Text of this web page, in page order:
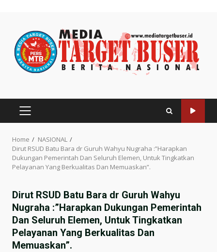
content
PRIMARY
Home
NASIONAL
Dirut RSUD Batu Bara dr Guruh Wahyu Nugraha :”Harapkan
Dukungan Pemerintah Dan Seluruh Elemen, Untuk Tingkatkan
Pelayanan Yang Berkualitas Dan Memuaskan”.
Dirut RSUD Batu Bara dr Guruh Wahyu
Nugraha :”Harapkan Dukungan Pemerintah
Dan Seluruh Elemen, Untuk Tingkatkan
Pelayanan Yang Berkualitas Dan
Memuaskan”.